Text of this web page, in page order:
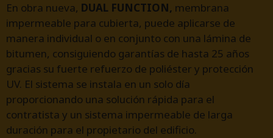
En obra nueva, DUAL FUNCTION, membrana
impermeable para cubierta, puede aplicarse de
manera individual o en conjunto con una lámina de
bitumen, consiguiendo garantías de hasta 25 años
gracias su fuerte refuerzo de poliéster y protección
UV. El sistema se instala en un solo día
proporcionando una solución rápida para el
contratista y un sistema impermeable de larga
duración para el propietario del edificio.